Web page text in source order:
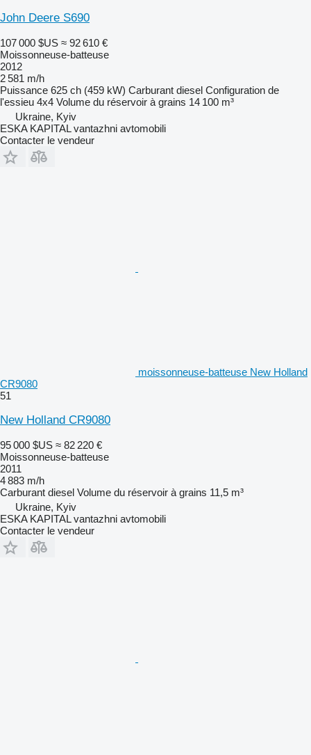
John Deere S690
107 000 $US ≈ 92 610 €
Moissonneuse-batteuse
2012
2 581 m/h
Puissance 625 ch (459 kW) Carburant diesel Configuration de
l'essieu 4x4 Volume du réservoir à grains 14 100 m³
Ukraine, Kyiv
ESKA KAPITAL vantazhni avtomobili
Contacter le vendeur
moissonneuse-batteuse New Holland
CR9080
51
New Holland CR9080
95 000 $US ≈ 82 220 €
Moissonneuse-batteuse
2011
4 883 m/h
Carburant diesel Volume du réservoir à grains 11,5 m³
Ukraine, Kyiv
ESKA KAPITAL vantazhni avtomobili
Contacter le vendeur